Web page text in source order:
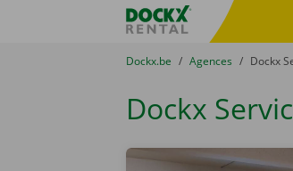
sitename
You are here:
du
Dockx.be to
Agences to
Dockx
Dockx